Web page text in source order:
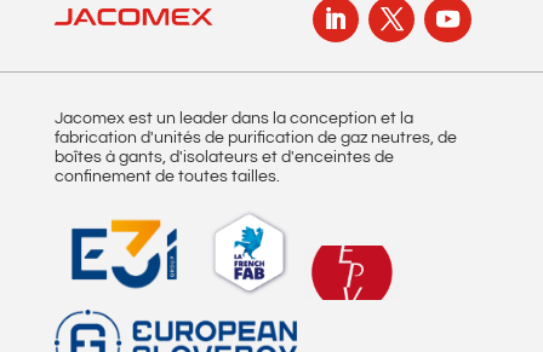
Jacomex est un leader dans la conception et la
fabrication d'unités de purification de gaz neutres, de
boîtes à gants, d'isolateurs et d'enceintes de
confinement de toutes tailles.